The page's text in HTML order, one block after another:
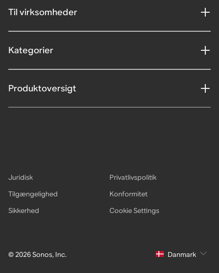
Til virksomheder
Kategorier
Produktoversigt
© 2026 Sonos, Inc.
Juridisk
Privatlivspolitik
Tilgængelighed
Konformitet
Sikkerhed
Cookie Settings
Danmark